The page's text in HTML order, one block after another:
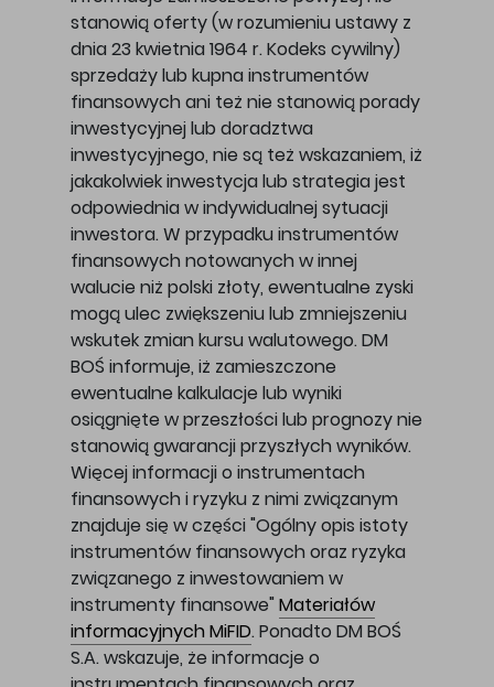
stanowią oferty (w rozumieniu ustawy z
dnia 23 kwietnia 1964 r. Kodeks cywilny)
sprzedaży lub kupna instrumentów
finansowych ani też nie stanowią porady
inwestycyjnej lub doradztwa
inwestycyjnego, nie są też wskazaniem, iż
jakakolwiek inwestycja lub strategia jest
odpowiednia w indywidualnej sytuacji
inwestora. W przypadku instrumentów
finansowych notowanych w innej
walucie niż polski złoty, ewentualne zyski
mogą ulec zwiększeniu lub zmniejszeniu
wskutek zmian kursu walutowego. DM
BOŚ informuje, iż zamieszczone
ewentualne kalkulacje lub wyniki
osiągnięte w przeszłości lub prognozy nie
stanowią gwarancji przyszłych wyników.
Więcej informacji o instrumentach
finansowych i ryzyku z nimi związanym
znajduje się w części "Ogólny opis istoty
instrumentów finansowych oraz ryzyka
związanego z inwestowaniem w
instrumenty finansowe" Materiałów
informacyjnych MiFID. Ponadto DM BOŚ
S.A. wskazuje, że informacje o